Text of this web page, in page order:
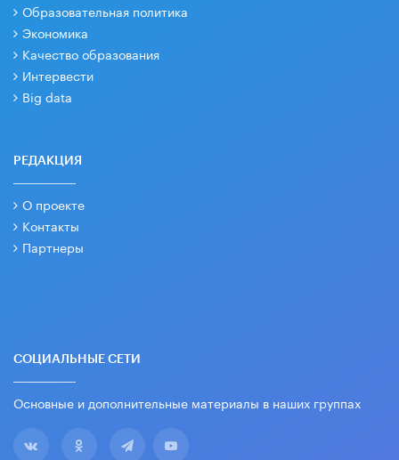
Образовательная политика
Экономика
Качество образования
Интервести
Big data
РЕДАКЦИЯ
О проекте
Контакты
Партнеры
СОЦИАЛЬНЫЕ СЕТИ
Основные и дополнительные материалы в наших группах